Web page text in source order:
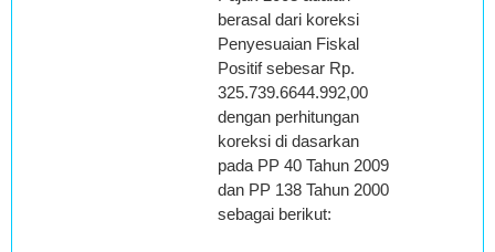
berasal dari koreksi
Penyesuaian Fiskal
Positif sebesar Rp.
325.739.6644.992,00
dengan perhitungan
koreksi di dasarkan
pada PP 40 Tahun 2009
dan PP 138 Tahun 2000
sebagai berikut: